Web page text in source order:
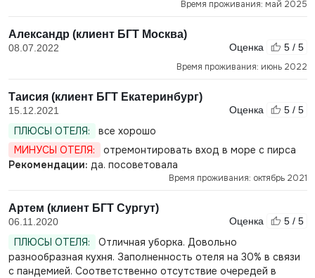
Время проживания: май 2025
Александр (клиент БГТ Москва)
08.07.2022 Оценка
5 / 5
Время проживания: июнь 2022
Таисия (клиент БГТ Екатеринбург)
15.12.2021 Оценка 5 / 5
ПЛЮСЫ ОТЕЛЯ:
все хорошо
МИНУСЫ ОТЕЛЯ:
отремонтировать вход в море с пирса
Рекомендации: да. посоветовала
Время проживания: октябрь 2021
Артем (клиент БГТ Сургут)
06.11.2020 Оценка 5 / 5
ПЛЮСЫ ОТЕЛЯ:
Отличная уборка. Довольно
разнообразная кухня. Заполненность отеля на 30% в связи
с пандемией. Соответственно отсутствие очередей в